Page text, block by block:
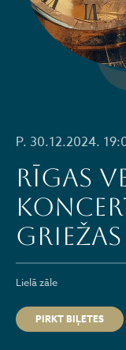
P. 30.12.2024.
Rīgas
Lielā zāle
PIRKT BIĻETES